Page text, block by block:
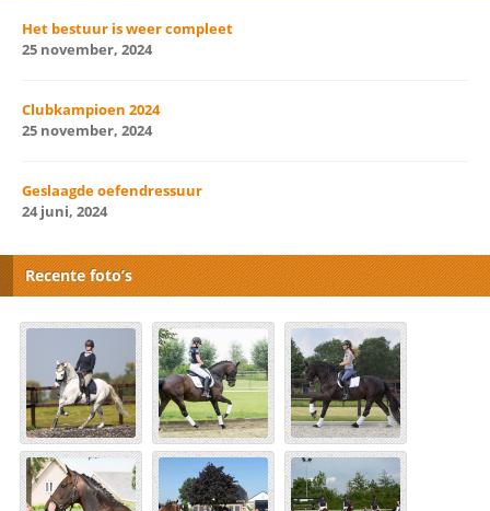
Het bestuur is weer compleet
25 november, 2024
Clubkampioen 2024
25 november, 2024
Geslaagde oefendressuur
24 juni, 2024
Recente foto’s